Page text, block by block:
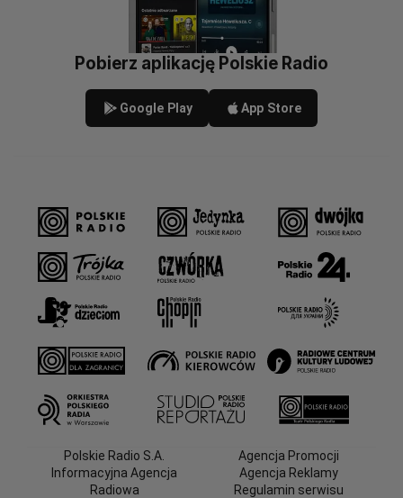
Pobierz aplikację Polskie Radio
Google Play App Store
Polskie Radio S.A.
Informacyjna Agencja
Radiowa
Agencja Promocji
Agencja Reklamy
Regulamin serwisu